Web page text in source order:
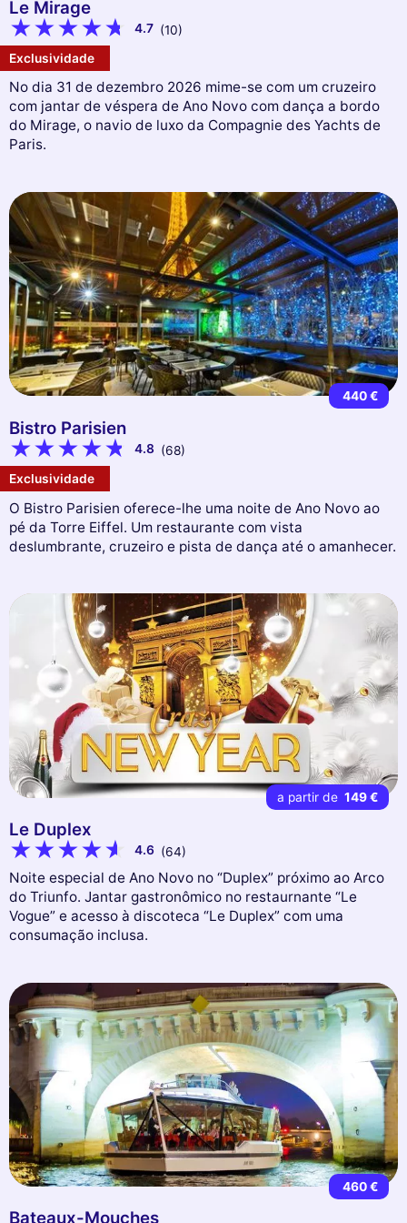
Le Mirage
4.7 (10)
Exclusividade
No dia 31 de dezembro 2026 mime-se com um cruzeiro
com jantar de véspera de Ano Novo com dança a bordo
do Mirage, o navio de luxo da Compagnie des Yachts de
Paris.
440 €
Bistro Parisien
4.8 (68)
Exclusividade
O Bistro Parisien oferece-lhe uma noite de Ano Novo ao
pé da Torre Eiffel. Um restaurante com vista
deslumbrante, cruzeiro e pista de dança até o amanhecer.
a partir de 149 €
Le Duplex
4.6 (64)
Noite especial de Ano Novo no “Duplex” próximo ao Arco
do Triunfo. Jantar gastronômico no restaurnante “Le
Vogue” e acesso à discoteca “Le Duplex” com uma
consumação inclusa.
460 €
Bateaux-Mouches